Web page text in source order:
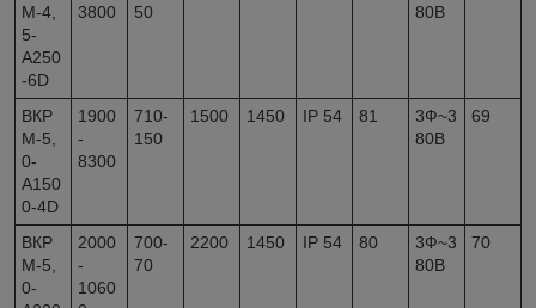
М-4,
5-
А250
-6D
3800
50
80В
ВКР
М-5,
0-
А150
0-4D
1900
-
8300
710-
150
1500 1450 IP 54 81
3Ф~3
80В
69
ВКР
М-5,
0-
2000
-
1060
700-
70
2200 1450 IP 54 80
3Ф~3
80В
70